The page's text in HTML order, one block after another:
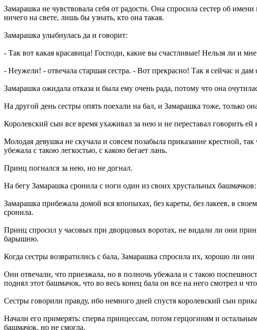
Замарашка не чувствовала себя от радости. Она спросила сестер об
ничего на свете, лишь бы узнать, кто она такая.
Замарашка улыбнулась да и говорит:
- Так вот какая красавица! Господи, какие вы счастливые! Нельзя ли и
- Неужели! - отвечала старшая сестра. - Вот прекрасно! Так я сейчас и
Замарашка ожидала отказа и была ему очень рада, потому что она
На другой день сестры опять поехали на бал, и Замарашка тоже, только
Королевский сын все время ухаживал за нею и не переставал говорить
Молодая девушка не скучала и совсем позабыла приказание крестной,
убежала с такою легкостью, с какою бегает лань.
Принц погнался за нею, но не догнал.
На бегу Замарашка сронила с ноги один из своих хрустальных
Замарашка прибежала домой вся впопыхах, без кареты, без лакеев, в
сронила.
Принц спросил у часовых при дворцовых воротах, не видали ли они
барышню.
Когда сестры возвратились с бала, Замарашка спросила их, хорошо ли
Они отвечали, что приезжала, но в полночь убежала и с такою
поднял этот башмачок, что во весь конец бала он все на него смотрел и
Сестры говорили правду, ибо немного дней спустя королевский сын
Начали его примерять: сперва принцессам, потом герцогиням и
башмачок, но не смогла.